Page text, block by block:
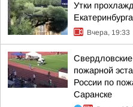
Утки
Екатеринбурга
Вчера, 19:33
пожарной
России по
Саранске